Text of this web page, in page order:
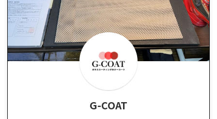
G-COAT